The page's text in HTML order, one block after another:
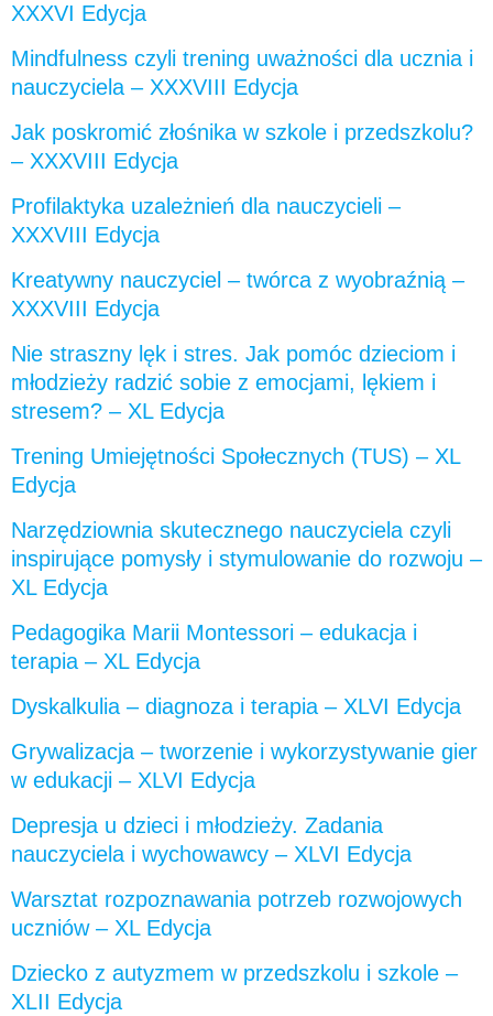
XXXVI Edycja
Mindfulness czyli trening uważności dla ucznia i
nauczyciela – XXXVIII Edycja
Jak poskromić złośnika w szkole i przedszkolu?
– XXXVIII Edycja
Profilaktyka uzależnień dla nauczycieli –
XXXVIII Edycja
Kreatywny nauczyciel – twórca z wyobraźnią –
XXXVIII Edycja
Nie straszny lęk i stres. Jak pomóc dzieciom i
młodzieży radzić sobie z emocjami, lękiem i
stresem? – XL Edycja
Trening Umiejętności Społecznych (TUS) – XL
Edycja
Narzędziownia skutecznego nauczyciela czyli
inspirujące pomysły i stymulowanie do rozwoju –
XL Edycja
Pedagogika Marii Montessori – edukacja i
terapia – XL Edycja
Dyskalkulia – diagnoza i terapia – XLVI Edycja
Grywalizacja – tworzenie i wykorzystywanie gier
w edukacji – XLVI Edycja
Depresja u dzieci i młodzieży. Zadania
nauczyciela i wychowawcy – XLVI Edycja
Warsztat rozpoznawania potrzeb rozwojowych
uczniów – XL Edycja
Dziecko z autyzmem w przedszkolu i szkole –
XLII Edycja